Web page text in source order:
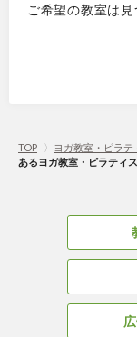
ご希望の教室は見
TOP 〉 ヨガ教室・ピラテ
あるヨガ教室・ピラティ